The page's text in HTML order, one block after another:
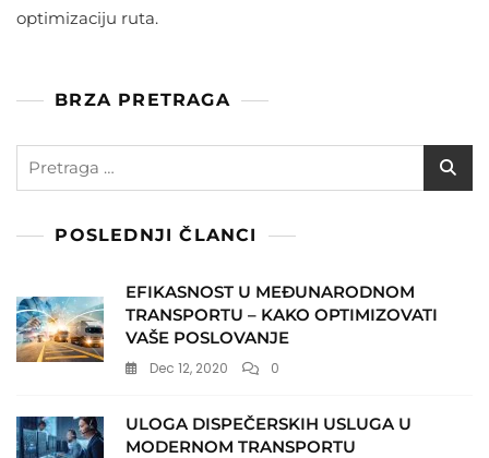
optimizaciju ruta.
BRZA PRETRAGA
Pretraga
POSLEDNJI ČLANCI
EFIKASNOST U MEĐUNARODNOM
TRANSPORTU – KAKO OPTIMIZOVATI
VAŠE POSLOVANJE
Dec 12, 2020 0
ULOGA DISPEČERSKIH USLUGA U
MODERNOM TRANSPORTU